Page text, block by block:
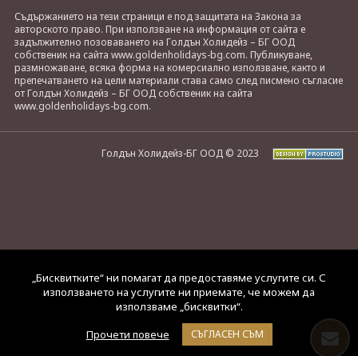
Съдържанието на тези страници е под защитата на Закона за
авторското право. При използване на информация от сайта е
задължително позоваването на Голдън Холидейз – БГ ООД
собственик на сайта www.goldenholidays-bg.com. Публикуване,
размножаване, всяка форма на комерсиално използване, както и
препечатването на цели материали става само след писмено съгласие
от Голдън Холидейз – БГ ООД собственик на сайта
www.goldenholidays-bg.com.
Голдън Холидейз-БГ ООД © 2023
„Бисквитките“ ни помагат да предоставяме услугите си. С
използването на услугите ни приемате, че можем да
използваме „бисквитки“.
Прочети повече
СЪГЛАСЕН СЪМ